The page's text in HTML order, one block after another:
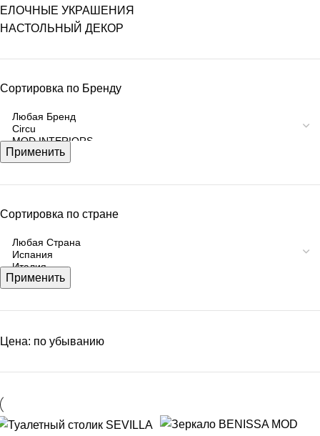
ЕЛОЧНЫЕ УКРАШЕНИЯ
НАСТОЛЬНЫЙ ДЕКОР
Сортировка по Бренду
Применить
Сортировка по стране
Применить
Цена: по убыванию